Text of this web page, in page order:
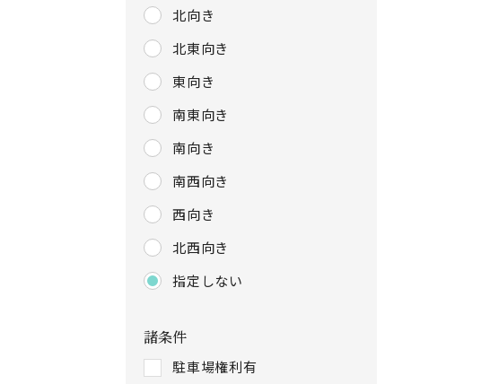
北向き
北東向き
東向き
南東向き
南向き
南西向き
西向き
北西向き
指定しない
諸条件
駐車場権利有